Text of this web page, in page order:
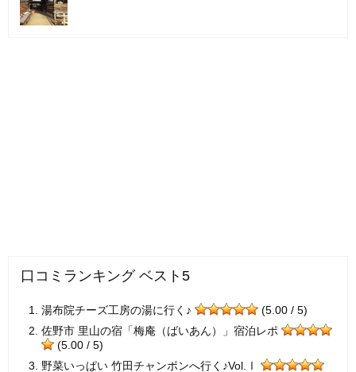
口コミランキング ベスト5
湯布院チーズ工房の湯に行く♪
(5.00 / 5)
佐野市 里山の宿「梅庵（ばいあん）」宿泊レポ
(5.00 / 5)
野菜いっぱい 竹田チャンポンへ行く♪Vol.Ⅰ